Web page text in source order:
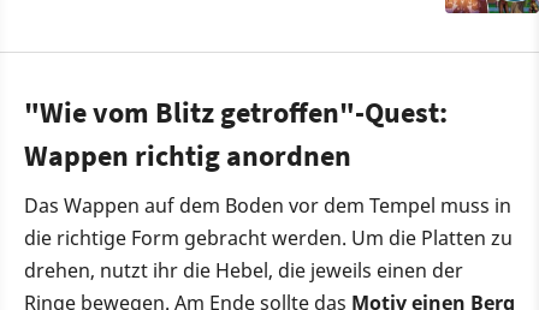
"Wie vom Blitz getroffen"-Quest:
Wappen richtig anordnen
Das Wappen auf dem Boden vor dem Tempel muss in
die richtige Form gebracht werden. Um die Platten zu
drehen, nutzt ihr die Hebel, die jeweils einen der
Ringe bewegen. Am Ende sollte das Motiv einen Berg